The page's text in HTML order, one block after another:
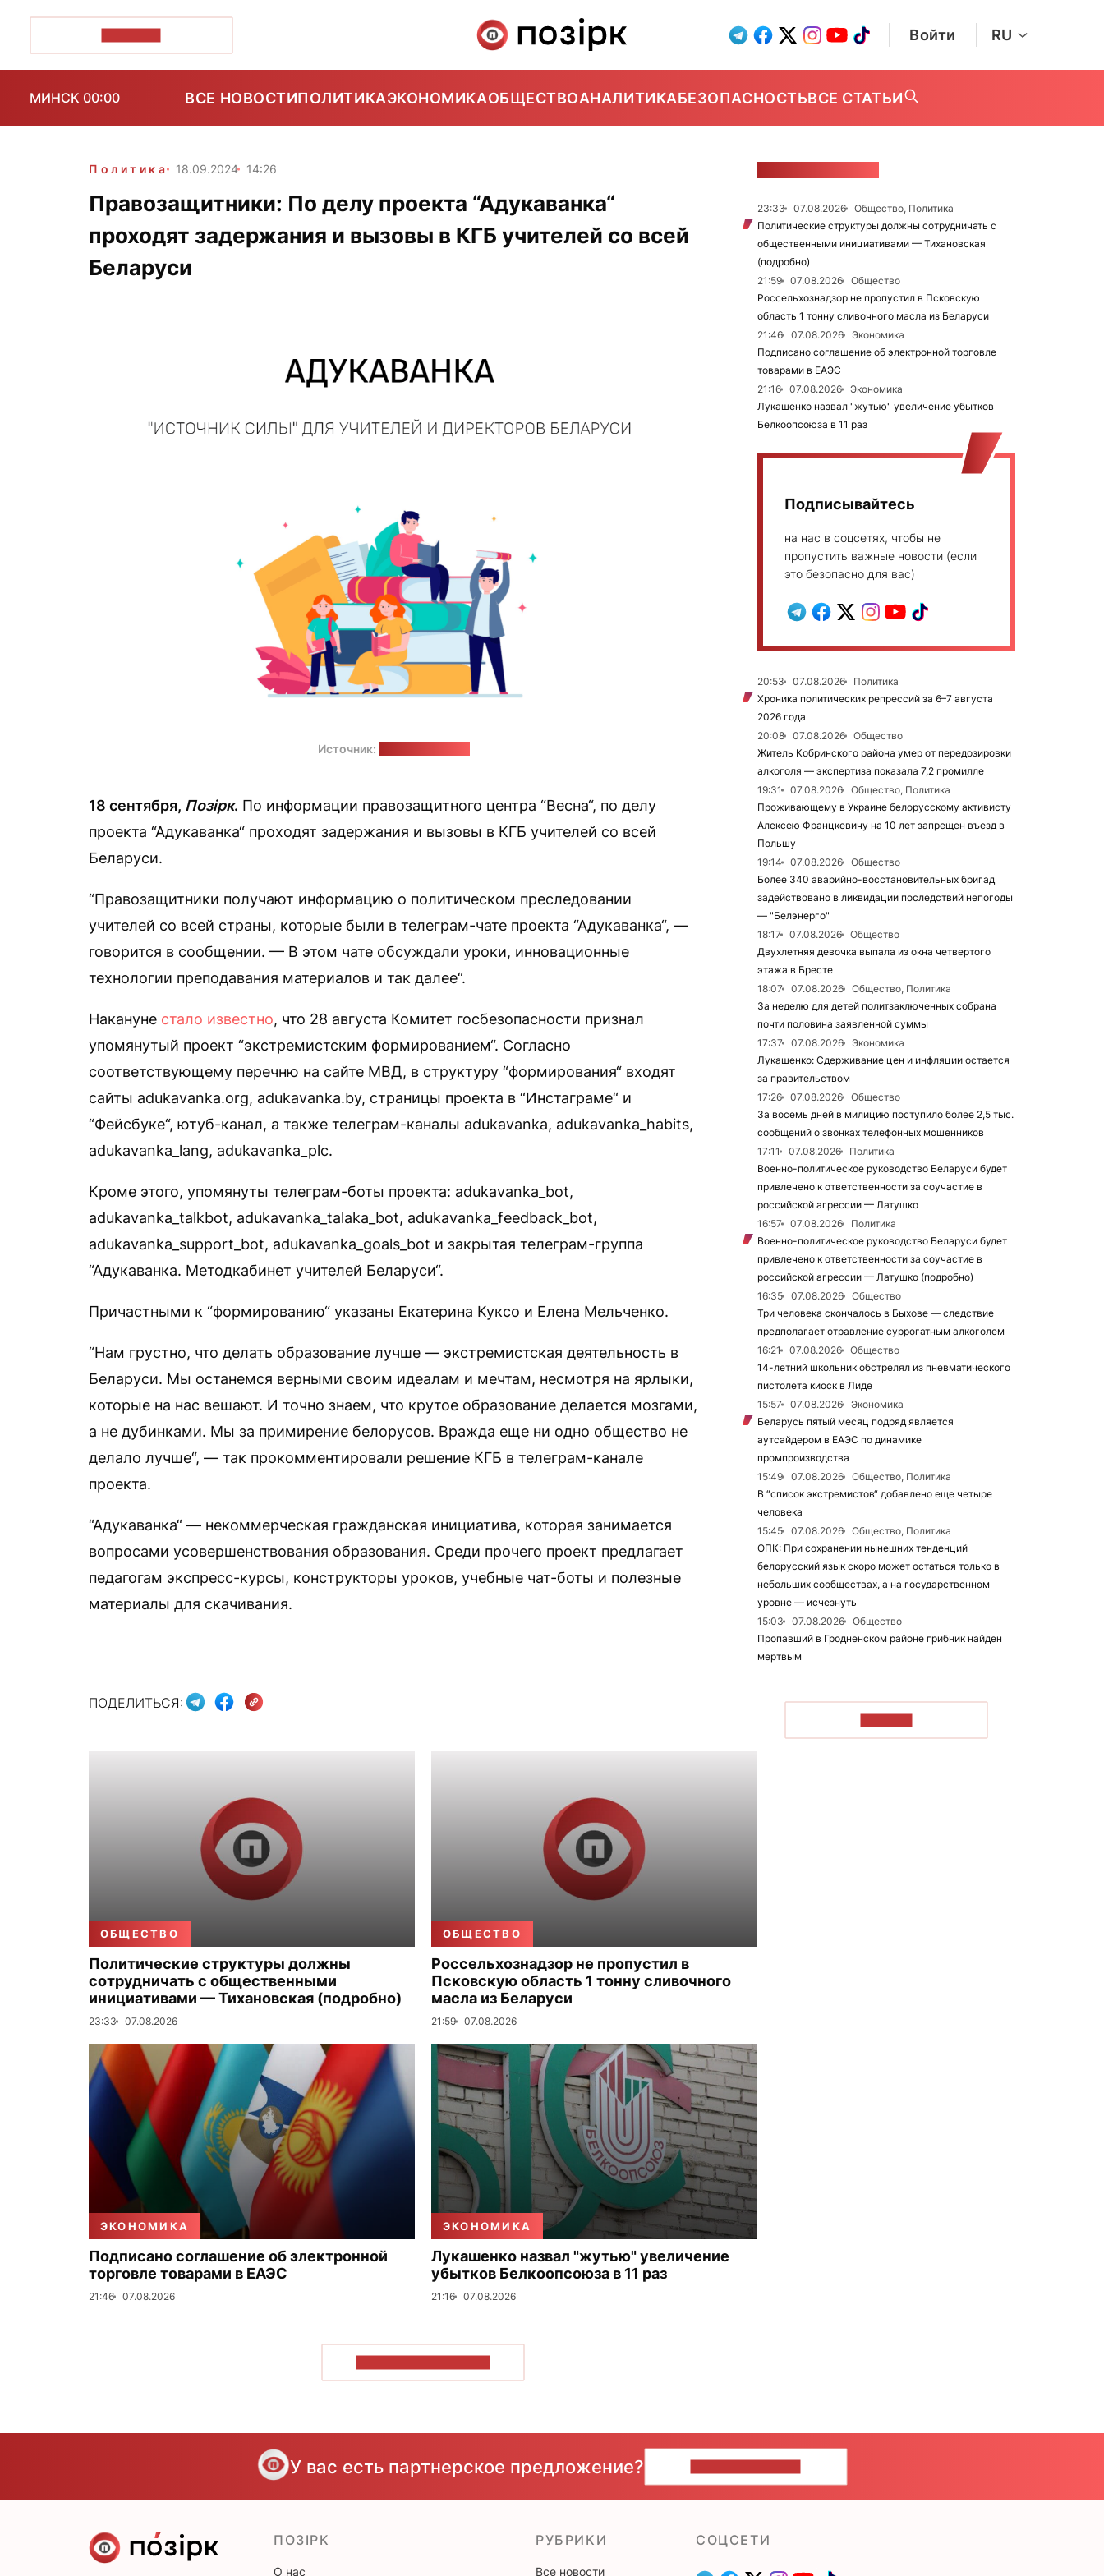
Войти RU
МИНСК 00:00 ВСЕ НОВОСТИПОЛИТИКАЭКОНОМИКАОБЩЕСТВОАНАЛИТИКАБЕЗОПАСНОСТЬВСЕ СТАТЬИ
Политика 18.09.2024 14:26
Правозащитники: По делу проекта “Адукаванка“
проходят задержания и вызовы в КГБ учителей со всей
Беларуси
Источник:
18 сентября, Позірк. По информации правозащитного центра “Весна“, по делу
проекта “Адукаванка“ проходят задержания и вызовы в КГБ учителей со всей
Беларуси.
“Правозащитники получают информацию о политическом преследовании
учителей со всей страны, которые были в телеграм-чате проекта “Адукаванка“, —
говорится в сообщении. — В этом чате обсуждали уроки, инновационные
технологии преподавания материалов и так далее“.
Накануне стало известно, что 28 августа Комитет госбезопасности признал
упомянутый проект “экстремистским формированием“. Согласно
соответствующему перечню на сайте МВД, в структуру “формирования“ входят
сайты adukavanka.org, adukavanka.by, страницы проекта в “Инстаграме“ и
“Фейсбуке“, ютуб-канал, а также телеграм-каналы adukavanka, adukavanka_habits,
adukavanka_lang, adukavanka_plc.
Кроме этого, упомянуты телеграм-боты проекта: adukavanka_bot,
adukavanka_talkbot, adukavanka_talaka_bot, adukavanka_feedback_bot,
adukavanka_support_bot, adukavanka_goals_bot и закрытая телеграм-группа
“Адукаванка. Методкабинет учителей Беларуси“.
Причастными к “формированию“ указаны Екатерина Куксо и Елена Мельченко.
“Нам грустно, что делать образование лучше — экстремистская деятельность в
Беларуси. Мы останемся верными своим идеалам и мечтам, несмотря на ярлыки,
которые на нас вешают. И точно знаем, что крутое образование делается мозгами,
а не дубинками. Мы за примирение белорусов. Вражда еще ни одно общество не
делало лучше“, — так прокомментировали решение КГБ в телеграм-канале
проекта.
“Адукаванка“ — некоммерческая гражданская инициатива, которая занимается
вопросами усовершенствования образования. Среди прочего проект предлагает
педагогам экспресс-курсы, конструкторы уроков, учебные чат-боты и полезные
материалы для скачивания.
ПОДЕЛИТЬСЯ:
ОБЩЕСТВО
Политические структуры должны
сотрудничать с общественными
инициативами — Тихановская (подробно)
23:33 07.08.2026
ОБЩЕСТВО
Россельхознадзор не пропустил в
Псковскую область 1 тонну сливочного
масла из Беларуси
21:59 07.08.2026
ЭКОНОМИКА
Подписано соглашение об электронной
торговле товарами в ЕАЭС
21:46 07.08.2026
ЭКОНОМИКА
Лукашенко назвал "жутью" увеличение
убытков Белкоопсоюза в 11 раз
21:16 07.08.2026
23:33 07.08.2026
Общество, Политика
Политические структуры должны сотрудничать с
общественными инициативами — Тихановская
(подробно)
21:59
07.08.2026
Общество
Россельхознадзор не пропустил в Псковскую
область 1 тонну сливочного масла из Беларуси
21:46
07.08.2026
Экономика
Подписано соглашение об электронной торговле
товарами в ЕАЭС
21:16
07.08.2026
Экономика
Лукашенко назвал "жутью" увеличение убытков
Белкоопсоюза в 11 раз
Подписывайтесь
на нас в соцсетях, чтобы не
пропустить важные новости (если
это безопасно для вас)
20:53 07.08.2026
Политика
Хроника политических репрессий за 6–7 августа
2026 года
20:08
07.08.2026
Общество
Житель Кобринского района умер от передозировки
алкоголя — экспертиза показала 7,2 промилле
19:31
07.08.2026
Общество, Политика
Проживающему в Украине белорусскому активисту
Алексею Францкевичу на 10 лет запрещен въезд в
Польшу
19:14
07.08.2026
Общество
Более 340 аварийно-восстановительных бригад
задействовано в ликвидации последствий непогоды
— "Белэнерго"
18:17
07.08.2026
Общество
Двухлетняя девочка выпала из окна четвертого
этажа в Бресте
18:07
07.08.2026
Общество, Политика
За неделю для детей политзаключенных собрана
почти половина заявленной суммы
17:37
07.08.2026
Экономика
Лукашенко: Сдерживание цен и инфляции остается
за правительством
17:26
07.08.2026
Общество
За восемь дней в милицию поступило более 2,5 тыс.
сообщений о звонках телефонных мошенников
17:11
07.08.2026
Политика
Военно-политическое руководство Беларуси будет
привлечено к ответственности за соучастие в
российской агрессии — Латушко
16:57
07.08.2026
Политика
Военно-политическое руководство Беларуси будет
привлечено к ответственности за соучастие в
российской агрессии — Латушко (подробно)
16:35
07.08.2026
Общество
Три человека скончалось в Быхове — следствие
предполагает отравление суррогатным алкоголем
16:21
07.08.2026
Общество
14-летний школьник обстрелял из пневматического
пистолета киоск в Лиде
15:57
07.08.2026
Экономика
Беларусь пятый месяц подряд является
аутсайдером в ЕАЭС по динамике
промпроизводства
15:49
07.08.2026
Общество, Политика
В “список экстремистов“ добавлено еще четыре
человека
15:45
07.08.2026
Общество, Политика
ОПК: При сохранении нынешних тенденций
белорусский язык скоро может остаться только в
небольших сообществах, а на государственном
уровне — исчезнуть
15:03
07.08.2026
Общество
Пропавший в Гродненском районе грибник найден
мертвым
У вас есть партнерское предложение?
ПОЗІРК
О нас
РУБРИКИ
Все новости
CОЦСЕТИ